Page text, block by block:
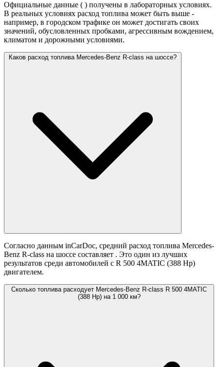
Официальные данные ( ) получены в лабораторных условиях.
В реальных условиях расход топлива может быть выше -
например, в городском трафике он может достигать своих
значений, обусловленных пробками, агрессивным вождением,
климатом и дорожными условиями.
Каков расход топлива Mercedes-Benz R-class на шоссе?
Согласно данным inCarDoc, средний расход топлива Mercedes-
Benz R-class на шоссе составляет . Это один из лучших
результатов среди автомобилей с R 500 4MATIC (388 Hp)
двигателем.
Сколько топлива расходует Mercedes-Benz R-class R 500 4MATIC
(388 Hp) на 1 000 км?